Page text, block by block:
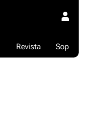
Sop
Revista